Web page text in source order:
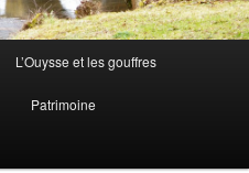
L’Ouysse et les gouffres
Patrimoine